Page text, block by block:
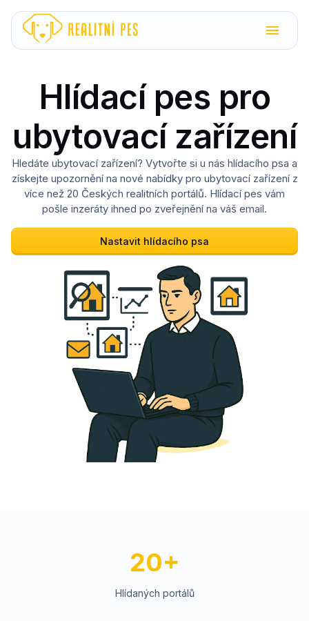
Hlídací pes pro
ubytovací zařízení
Hledáte ubytovací zařízení? Vytvořte si u nás hlídacího psa a
získejte upozornění na nové nabídky pro ubytovací zařízení z
více než 20 Českých realitních portálů. Hlídací pes vám
pošle inzeráty ihned po zveřejnění na váš email.
Nastavit hlídacího psa
20+
Hlídaných portálů